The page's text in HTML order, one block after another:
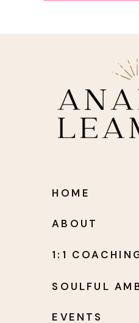
1:1
ABOUT
EVENTS
HOME
SOULFUL